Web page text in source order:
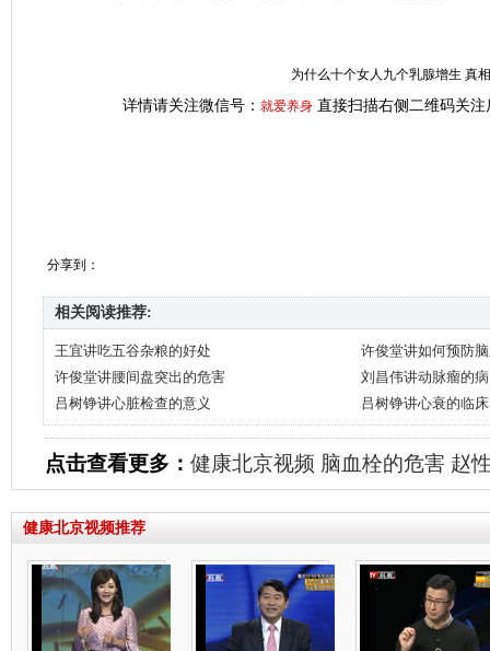
为什么十个女人九个乳腺增生 真
详情请关注微信号： 就爱养身 直接扫描右侧二维码关注
分享到：
相关阅读推荐:
王宜讲吃五谷杂粮的好处
许俊堂讲如何预防
许俊堂讲腰间盘突出的危害
刘昌伟讲动脉瘤的
吕树铮讲心脏检查的意义
吕树铮讲心衰的临
点击查看更多： 健康北京视频 脑血栓的危害 赵
健康北京视频推荐